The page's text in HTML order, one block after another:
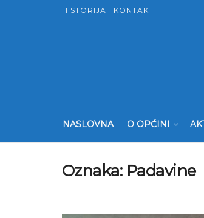
HISTORIJA KONTAKT
NASLOVNA O OPĆINI
Oznaka: Padavine